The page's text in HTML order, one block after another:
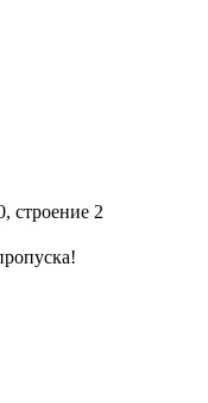
строение 2